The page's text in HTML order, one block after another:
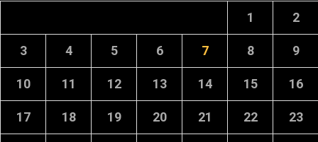
1 2
3 4 5 6 7 8 9
10 11 12 13 14 15 16
17 18 19 20 21 22 23